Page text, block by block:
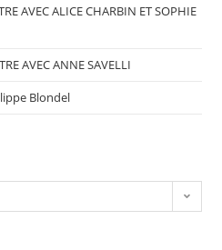
AVEC ALICE CHARBIN ET SOPHIE
AVEC ANNE SAVELLI
Blondel